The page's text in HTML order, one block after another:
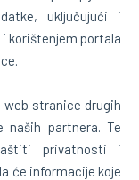
uključujući i
korištenjem portala
web stranice drugih
naših partnera. Te
privatnosti i
će informacije koje